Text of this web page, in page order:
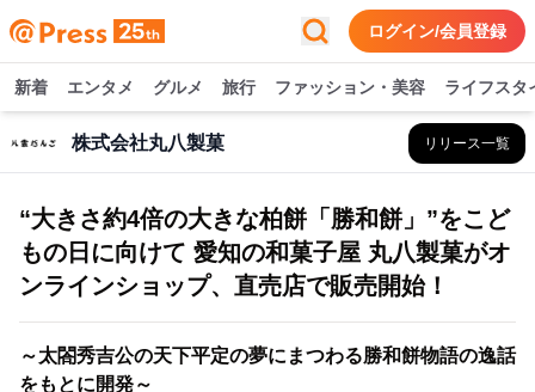
ログイン/会員登録
新着 エンタメ グルメ 旅行 ファッション・美容 ライフスタ
株式会社丸八製菓 リリース一覧
“大きさ約4倍の大きな柏餅「勝和餅」”をこど
もの日に向けて 愛知の和菓子屋 丸八製菓がオ
ンラインショップ、直売店で販売開始！
～太閤秀吉公の天下平定の夢にまつわる勝和餅物語の逸話
をもとに開発～